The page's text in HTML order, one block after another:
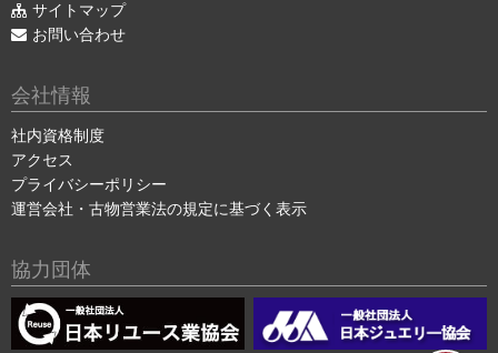
サイトマップ
お問い合わせ
会社情報
社内資格制度
アクセス
プライバシーポリシー
運営会社・古物営業法の規定に基づく表示
協力団体